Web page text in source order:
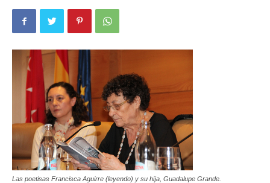
Las poetisas Francisca Aguirre (leyendo) y su hĳa, Guadalupe Grande.